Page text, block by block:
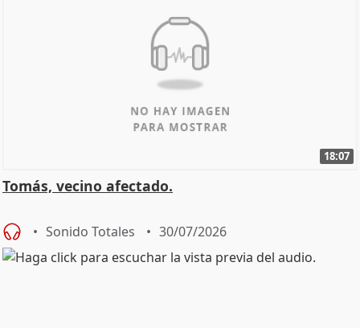
18:07
Tomás, vecino afectado.
Sonido Totales 30/07/2026